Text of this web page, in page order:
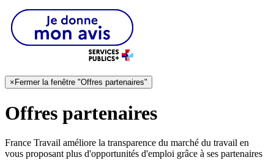
× Fermer la fenêtre "Offres partenaires"
Offres partenaires
France Travail améliore la transparence du marché du travail en
vous proposant plus d'opportunités d'emploi grâce à ses partenaires